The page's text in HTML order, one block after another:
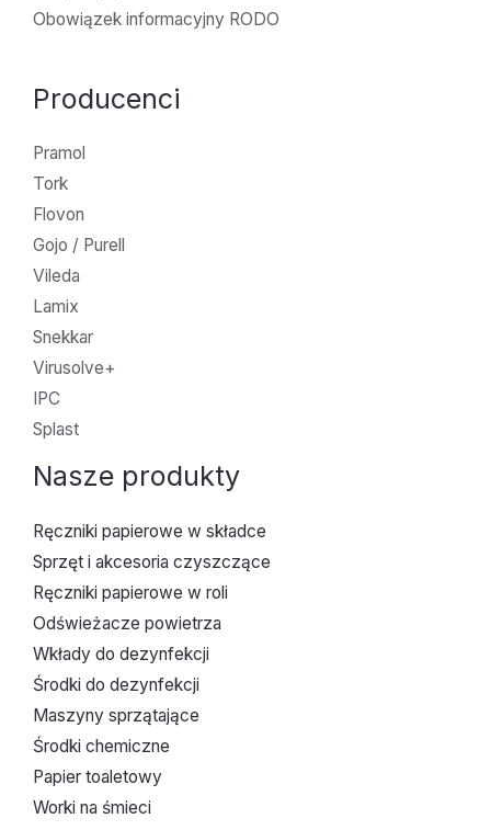
Obowiązek informacyjny RODO
Producenci
Pramol
Tork
Flovon
Gojo / Purell
Vileda
Lamix
Snekkar
Virusolve+
IPC
Splast
Nasze produkty
Ręczniki papierowe w składce
Sprzęt i akcesoria czyszczące
Ręczniki papierowe w roli
Odświeżacze powietrza
Wkłady do dezynfekcji
Środki do dezynfekcji
Maszyny sprzątające
Środki chemiczne
Papier toaletowy
Worki na śmieci